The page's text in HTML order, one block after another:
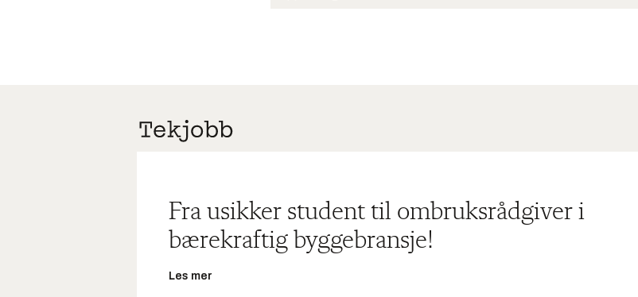
Fra usikker student til ombruksrådgiver i
bærekraftig byggebransje!
Les mer